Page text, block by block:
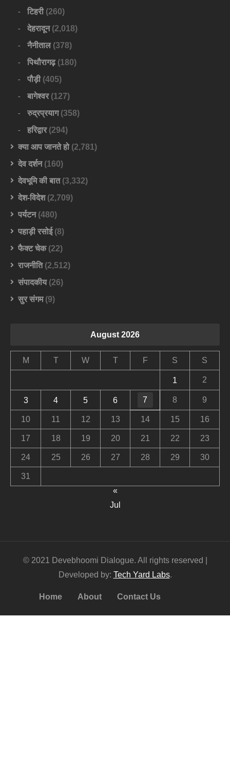
टिहरी(260)
देहरादून(2,018)
नैनीताल(378)
पिथौरागढ़(180)
पौड़ी(405)
बागेश्वर(127)
रुद्रप्रयाग(358)
हरिद्वार(294)
क्या आप जानते हो(2,781)
देव दर्शन(160)
देवभूमि की बात(3,332)
देश-विदेश(2,709)
पर्यटन(480)
पहाड़ी रसोई(8)
फैक्ट चेक(22)
राजनीति(2,512)
संपादकीय(26)
सुर संगम(9)
August 2026
M T W T F S S
1 2
3 4 5 6 7 8 9
10 11 12 13 14 15 16
17 18 19 20 21 22 23
24 25 26 27 28 29 30
31
«
Jul
© 2021 Devebhoomi Dialogue. All rights reserved |
Developed by: Tech Yard Labs.
Home About Contact Us